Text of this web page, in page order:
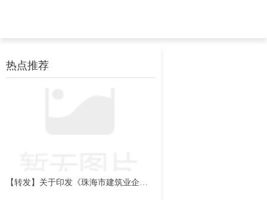
热点推荐
【转发】关于印发《珠海市建筑业企业